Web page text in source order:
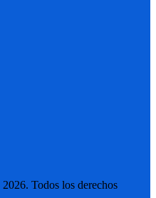
Todos los derechos